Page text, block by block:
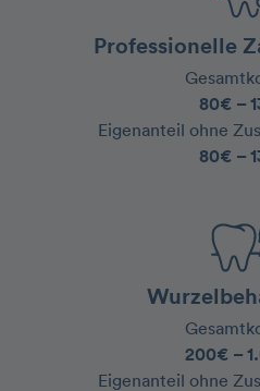
Professionelle
80€ –
‍Eigenanteil ohne
80€ –
200€ –
‍Eigenanteil ohne